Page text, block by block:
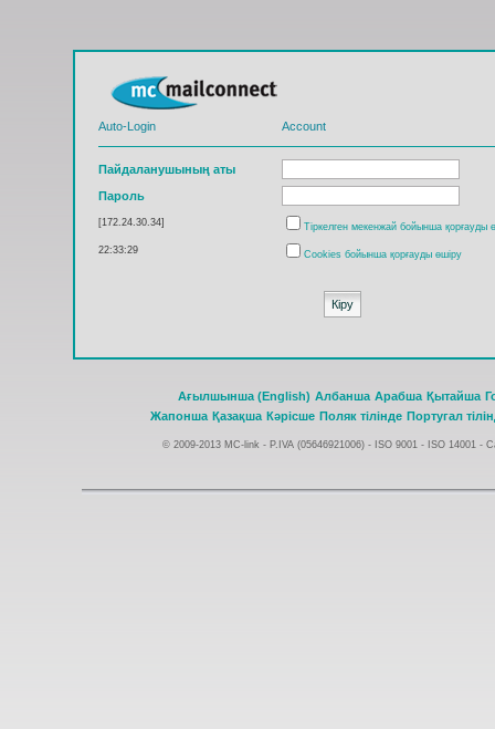
Auto-Login Account
Пайдаланушының аты
Пароль
[172.24.30.34] Тіркелген мекенжай бойынша қорғауды
22:33:29 Cookies бойынша қорғауды өшіру
Ағылшынша (English) Албанша Арабша Қытайша
Жапонша Қазақша Кәрісше Поляк тілінде Португал
© 2009-2013 MC-link - P.IVA (05646921006) - ISO 9001 - ISO 14001-